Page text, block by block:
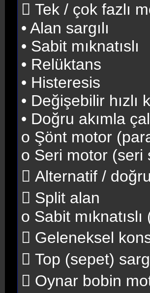
 Tek / çok fazlı
• Alan sargılı
• Sabit mıknatıslı
• Relüktans
• Histeresis
• Değişebilir hızlı
• Doğru akımla
o Şönt motor
o Seri motor (seri
 Alternatif /
 Split alan
o Sabit
 Geleneksel
 Top (sepet)
 Oynar bobin